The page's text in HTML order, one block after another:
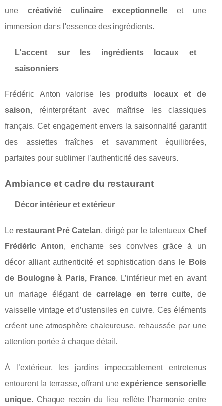
une créativité culinaire exceptionnelle et une
immersion dans l'essence des ingrédients.
L'accent sur les ingrédients locaux et
saisonniers
Frédéric Anton valorise les produits locaux et de
saison, réinterprétant avec maîtrise les classiques
français. Cet engagement envers la saisonnalité garantit
des assiettes fraîches et savamment équilibrées,
parfaites pour sublimer l’authenticité des saveurs.
Ambiance et cadre du restaurant
Décor intérieur et extérieur
Le restaurant Pré Catelan, dirigé par le talentueux Chef
Frédéric Anton, enchante ses convives grâce à un
décor alliant authenticité et sophistication dans le Bois
de Boulogne à Paris, France. L’intérieur met en avant
un mariage élégant decarrelage en terre cuite, de
vaisselle vintage et d’ustensiles en cuivre. Ces éléments
créent une atmosphère chaleureuse, rehaussée par une
attention portée à chaque détail.
À l’extérieur, les jardins impeccablement entretenus
entourent la terrasse, offrant uneexpérience sensorielle
unique. Chaque recoin du lieu reflète l’harmonie entre